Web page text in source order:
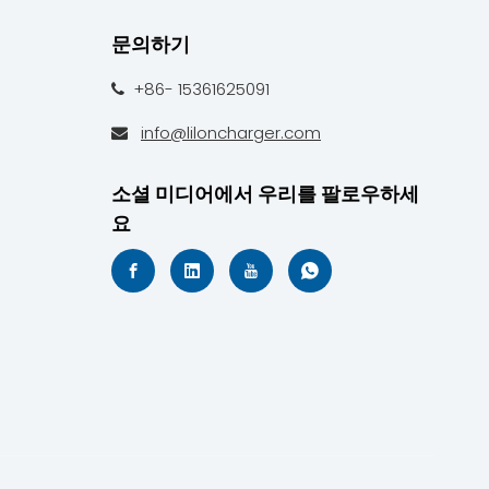
문의하기
+86- 15361625091
 info@liloncharger.com
소셜 미디어에서 우리를 팔로우하세
요